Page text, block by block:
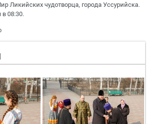
Ликийских чудотворца, города Уссурийска.
08:30.